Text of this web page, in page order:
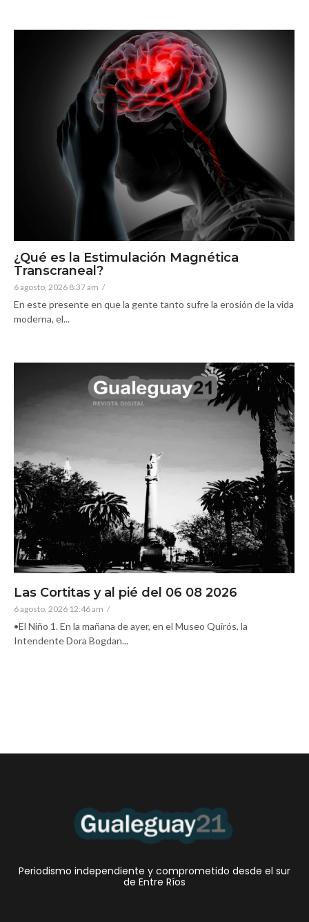
¿Qué es la Estimulación Magnética
Transcraneal?
6 agosto, 2026 8:37 am /
En este presente en que la gente tanto sufre la erosión de la vida
moderna, el...
Las Cortitas y al pié del 06 08 2026
6 agosto, 2026 12:46 am /
•El Niño 1. En la mañana de ayer, en el Museo Quirós, la
Intendente Dora Bogdan...
Periodismo independiente y comprometido desde el sur
de Entre Ríos